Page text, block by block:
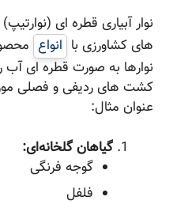
نوار آبیاری قطره ای (نوارتیپ)
های کشاورزی با انواع محصولات
نوارها به صورت قطره ای آب را
کشت های ردیفی و فصلی مورد
عنوان مثال:
گیاهان گلخانه‌ای:
گوجه فرنگی
فلفل